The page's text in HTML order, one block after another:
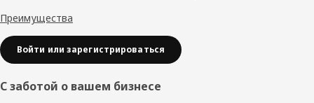
Преимущества
Войти или зарегистрироваться
С заботой о вашем бизнесе